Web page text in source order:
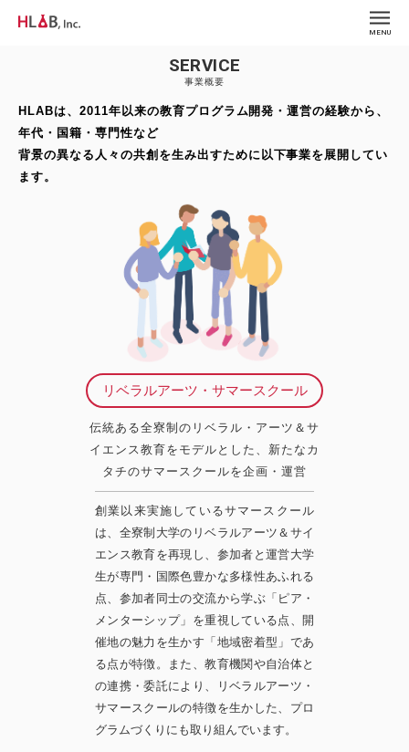
MENU
SERVICE
事業概要
HLABは、2011年以来の教育プログラム開発・運営の経験から、
年代・国籍・専門性など
背景の異なる人々の共創を生み出すために以下事業を展開してい
ます。
リベラルアーツ・サマースクール
伝統ある全寮制のリベラル・アーツ＆サ
イエンス教育をモデルとした、新たなカ
タチのサマースクールを企画・運営
創業以来実施しているサマースクール
は、全寮制大学のリベラルアーツ＆サイ
エンス教育を再現し、参加者と運営大学
生が専門・国際色豊かな多様性あふれる
点、参加者同士の交流から学ぶ「ピア・
メンターシップ」を重視している点、開
催地の魅力を生かす「地域密着型」であ
る点が特徴。また、教育機関や自治体と
の連携・委託により、リベラルアーツ・
サマースクールの特徴を生かした、プロ
グラムづくりにも取り組んでいます。